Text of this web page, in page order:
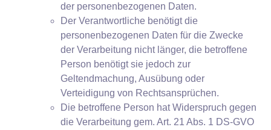
der personenbezogenen Daten.
Der Verantwortliche benötigt die
personenbezogenen Daten für die Zwecke
der Verarbeitung nicht länger, die betroffene
Person benötigt sie jedoch zur
Geltendmachung, Ausübung oder
Verteidigung von Rechtsansprüchen.
Die betroffene Person hat Widerspruch gegen
die Verarbeitung gem. Art. 21 Abs. 1 DS-GVO